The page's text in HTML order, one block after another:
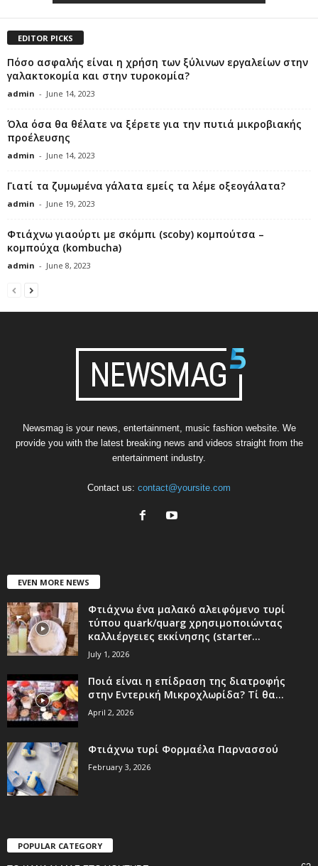
EDITOR PICKS
Πόσο ασφαλής είναι η χρήση των ξύλινων εργαλείων στην
γαλακτοκομία και στην τυροκομία?
admin - June 14, 2023
Όλα όσα θα θέλατε να ξέρετε για την πυτιά μικροβιακής
προέλευσης
admin - June 14, 2023
Γιατί τα ζυμωμένα γάλατα εμείς τα λέμε οξεογάλατα?
admin - June 19, 2023
Φτιάχνω γιαούρτι με σκόμπι (scoby) κομπoύτσα –
κομπούχα (kombucha)
admin - June 8, 2023
Newsmag is your news, entertainment, music fashion website. We
provide you with the latest breaking news and videos straight from the
entertainment industry.
Contact us: contact@yoursite.com
EVEN MORE NEWS
Φτιάχνω ένα μαλακό αλειφόμενο τυρί
τύπου quark/quarg χρησιμοποιώντας
καλλιέργειες εκκίνησης (starter...
July 1, 2026
Ποιά είναι η επίδραση της διατροφής
στην Εντερική Μικροχλωρίδα? Τί θα...
April 2, 2026
Φτιάχνω τυρί Φορμαέλα Παρνασσού
February 3, 2026
POPULAR CATEGORY